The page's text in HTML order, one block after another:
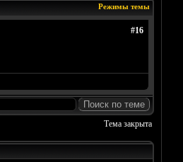
Режимы темы
#16
Тема закрыта